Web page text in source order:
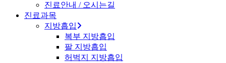
진료안내 / 오시는길
진료과목
지방흡입
복부 지방흡입
팔 지방흡입
허벅지 지방흡입